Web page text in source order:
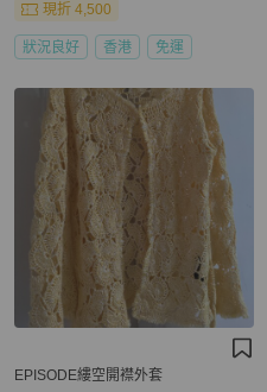
現折 4,500
狀況良好 香港 免運
EPISODE縷空開襟外套